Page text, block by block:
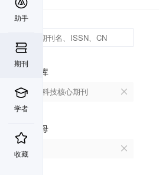
助手
期刊
学者
收藏
数据库
中国科技核心期刊
首字母